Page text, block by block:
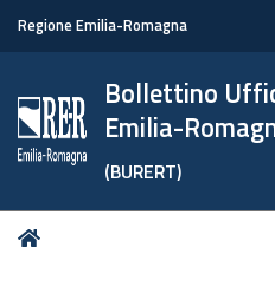
Regione Emilia-Romagna
Bollettino
Emilia-
(BURERT)
Tu